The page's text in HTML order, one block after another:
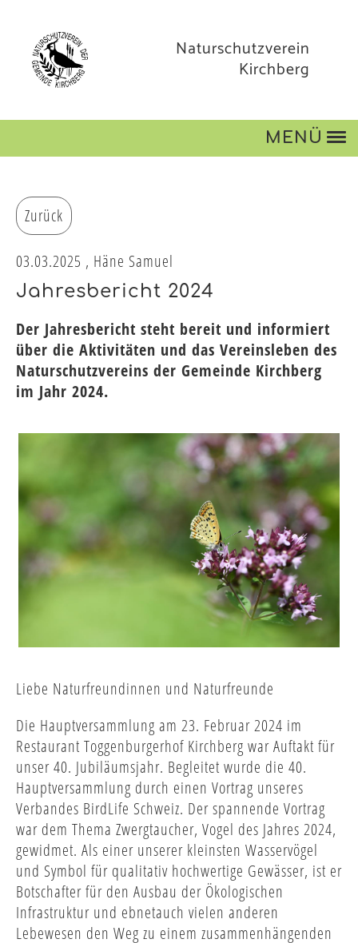
Naturschutzverein
Kirchberg
MENÜ
Zurück
03.03.2025 , Häne Samuel
Jahresbericht 2024
Der Jahresbericht steht bereit und informiert
über die Aktivitäten und das Vereinsleben des
Naturschutzvereins der Gemeinde Kirchberg
im Jahr 2024.
Liebe Naturfreundinnen und Naturfreunde
Die Hauptversammlung am 23. Februar 2024 im
Restaurant Toggenburgerhof Kirchberg war Auftakt für
unser 40. Jubiläumsjahr. Begleitet wurde die 40.
Hauptversammlung durch einen Vortrag unseres
Verbandes BirdLife Schweiz. Der spannende Vortrag
war dem Thema Zwergtaucher, Vogel des Jahres 2024,
gewidmet. Als einer unserer kleinsten Wasservögel
und Symbol für qualitativ hochwertige Gewässer, ist er
Botschafter für den Ausbau der Ökologischen
Infrastruktur und ebnetauch vielen anderen
Lebewesen den Weg zu einem zusammenhängenden